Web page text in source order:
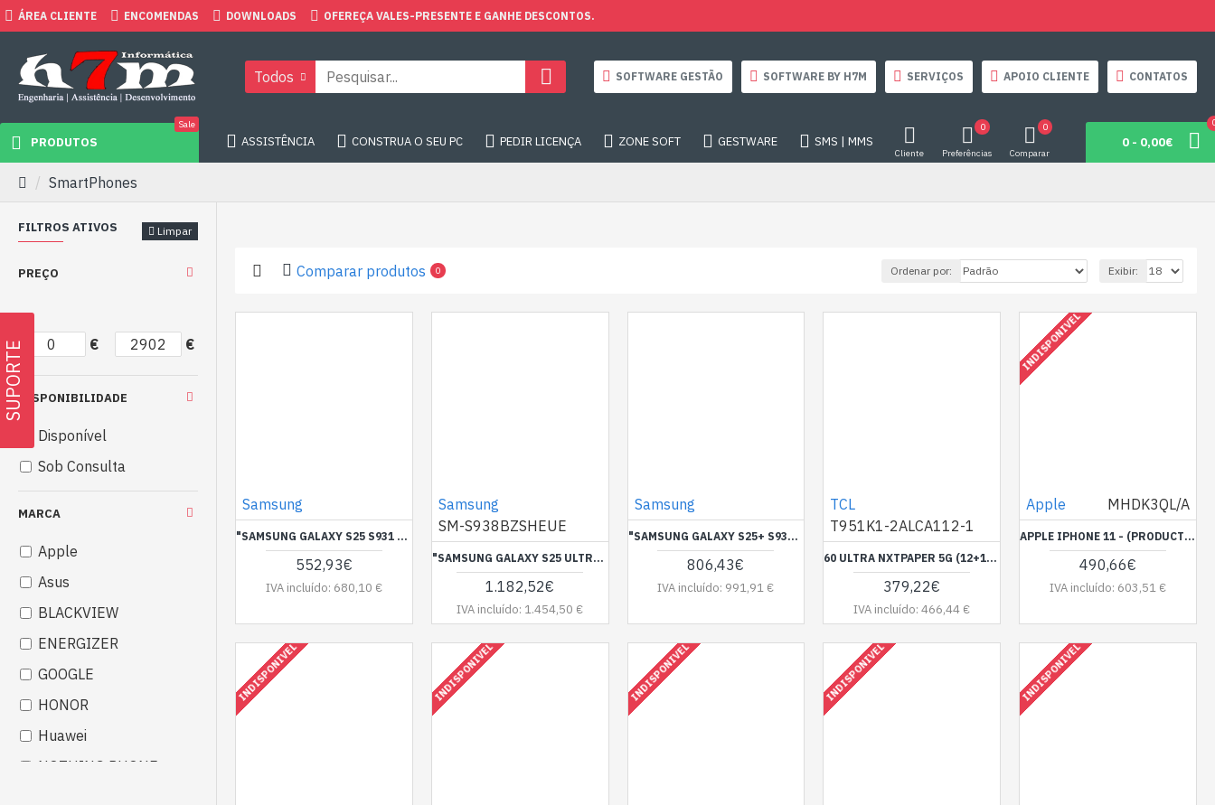
SUPORTE
ÁREA CLIENTE ENCOMENDAS DOWNLOADS OFEREÇA VALES-PRESENTE E GANHE DESCONTOS.
Todos SOFTWARE GESTÃO SOFTWARE BY H7M SERVIÇOS APOIO CLIENTE CONTATOS
PRODUTOS
Sale
ASSISTÊNCIA CONSTRUA O SEU PC PEDIR LICENÇA ZONE SOFT GESTWARE SMS | MMS
Cliente Preferências
0
Comparar
0
0 - 0,00€
SmartPhones
FILTROS ATIVOS Limpar
PREÇO
€ €
MARCA
Apple
Asus
BLACKVIEW
ENERGIZER
GOOGLE
HONOR
Huawei
NOTHING PHONE
DISPONIBILIDADE
Disponível
Sob Consulta
Comparar produtos 0 Ordenar por: Exibir:
Samsung
"SAMSUNG GALAXY S25 S931 5G DUAL SIM 12GB RAM 128GB - BLUEBLACK"
552,93€
IVA incluído: 680,10 €
Samsung
SM-S938BZSHEUE
"SAMSUNG GALAXY S25 ULTRA S938 5G DUAL SIM 12GB RAM 1TB - TITANIUM WHITESILVER"
1.182,52€
IVA incluído: 1.454,50 €
Samsung
"SAMSUNG GALAXY S25+ S936 5G DUAL SIM 12GB RAM 256GB - BLUEBLACK"
806,43€
IVA incluído: 991,91 €
TCL
T951K1-2ALCA112-1
60 ULTRA NXTPAPER 5G (12+12GB | 512GB) + CAPA + PEN - DARK CHROME
379,22€
IVA incluído: 466,44 €
INDISPONIVEL
Apple MHDK3QL/A
APPLE IPHONE 11 - (PRODUCT) RED - 4G SMARTPHONE - SIM DUPLO / MEMÓRIA INTERNA 128 GB - MONITOR LCD - 6.1" - 1792 X 828 PIXEIS - 2X CÂMARAS TRASEIRAS 12 MP, 12 MP - FRONT CAMERA 12 MP - VERMELHO
490,66€
IVA incluído: 603,51 €
INDISPONIVEL INDISPONIVEL INDISPONIVEL INDISPONIVEL INDISPONIVEL